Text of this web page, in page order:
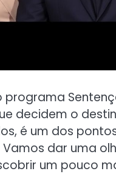
decidem o
é um dos
dar uma
um pouco